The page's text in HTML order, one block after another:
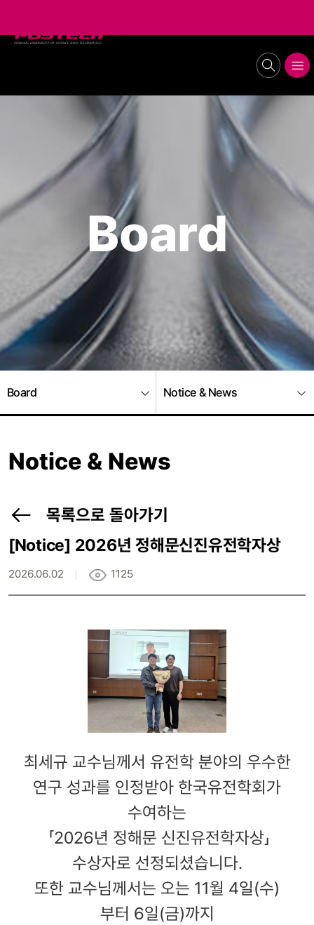
Board
Board Notice & News
Notice & News
목록으로 돌아가기
[Notice] 2026년 정해문신진유전학자상
2026.06.02 1125
최세규 교수님께서 유전학 분야의 우수한
연구 성과를 인정받아 한국유전학회가
수여하는
「2026년 정해문 신진유전학자상」
수상자로 선정되셨습니다.
또한 교수님께서는 오는 11월 4일(수)
부터 6일(금)까지